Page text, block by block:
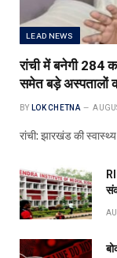
LEAD NEWS
रांची में बनेगी 284
समेत बड़े अस्पतालों
BY LOK CHETNA
रांची: झारखंड की